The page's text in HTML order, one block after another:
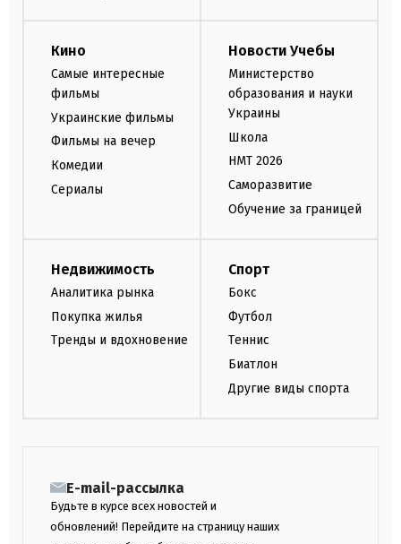
Кино
Самые интересные
фильмы
Украинские фильмы
Фильмы на вечер
Комедии
Сериалы
Новости Учебы
Министерство
образования и науки
Украины
Школа
НМТ 2026
Саморазвитие
Обучение за границей
Недвижимость
Аналитика рынка
Покупка жилья
Тренды и вдохновение
Спорт
Бокс
Футбол
Теннис
Биатлон
Другие виды спорта
E-mail-рассылка
Будьте в курсе всех новостей и
обновлений! Перейдите на страницу наших